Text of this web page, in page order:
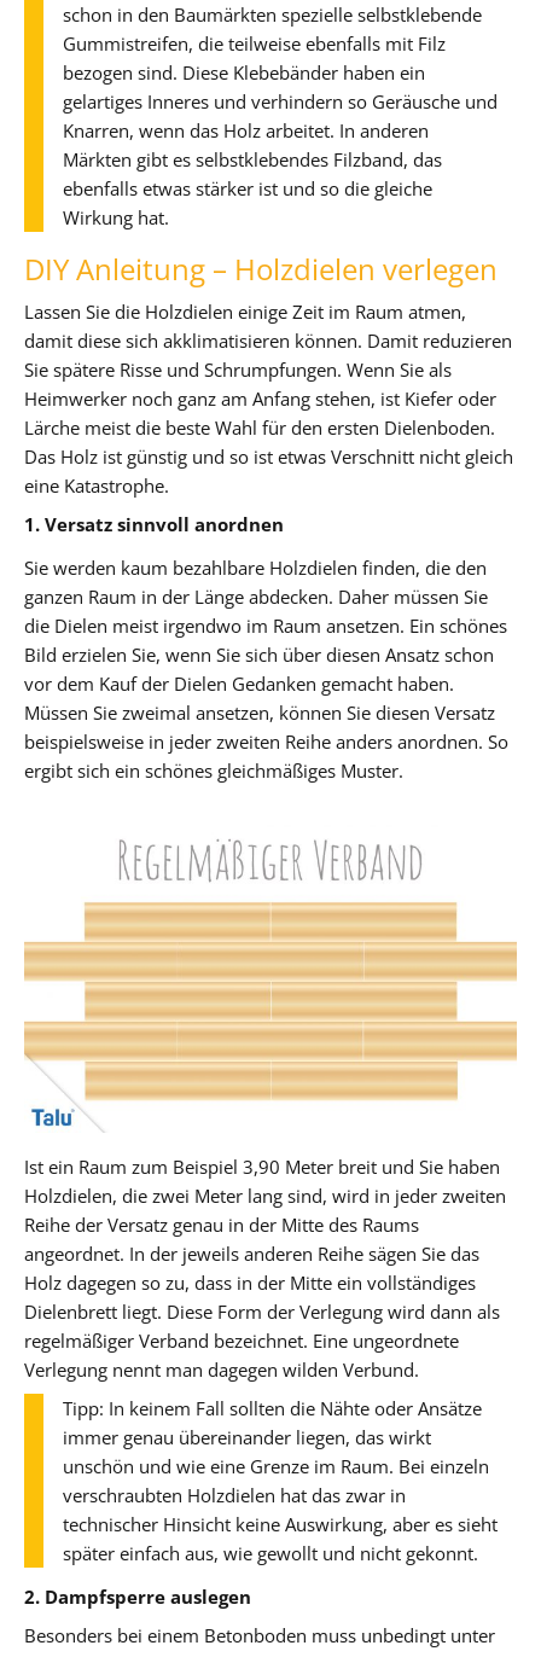
schon in den Baumärkten spezielle selbstklebende
Gummistreifen, die teilweise ebenfalls mit Filz
bezogen sind. Diese Klebebänder haben ein
gelartiges Inneres und verhindern so Geräusche und
Knarren, wenn das Holz arbeitet. In anderen
Märkten gibt es selbstklebendes Filzband, das
ebenfalls etwas stärker ist und so die gleiche
Wirkung hat.
DIY Anleitung – Holzdielen verlegen
Lassen Sie die Holzdielen einige Zeit im Raum atmen,
damit diese sich akklimatisieren können. Damit reduzieren
Sie spätere Risse und Schrumpfungen. Wenn Sie als
Heimwerker noch ganz am Anfang stehen, ist Kiefer oder
Lärche meist die beste Wahl für den ersten Dielenboden.
Das Holz ist günstig und so ist etwas Verschnitt nicht gleich
eine Katastrophe.
1. Versatz sinnvoll anordnen
Sie werden kaum bezahlbare Holzdielen finden, die den
ganzen Raum in der Länge abdecken. Daher müssen Sie
die Dielen meist irgendwo im Raum ansetzen. Ein schönes
Bild erzielen Sie, wenn Sie sich über diesen Ansatz schon
vor dem Kauf der Dielen Gedanken gemacht haben.
Müssen Sie zweimal ansetzen, können Sie diesen Versatz
beispielsweise in jeder zweiten Reihe anders anordnen. So
ergibt sich ein schönes gleichmäßiges Muster.
Ist ein Raum zum Beispiel 3,90 Meter breit und Sie haben
Holzdielen, die zwei Meter lang sind, wird in jeder zweiten
Reihe der Versatz genau in der Mitte des Raums
angeordnet. In der jeweils anderen Reihe sägen Sie das
Holz dagegen so zu, dass in der Mitte ein vollständiges
Dielenbrett liegt. Diese Form der Verlegung wird dann als
regelmäßiger Verband bezeichnet. Eine ungeordnete
Verlegung nennt man dagegen wilden Verbund.
Tipp: In keinem Fall sollten die Nähte oder Ansätze
immer genau übereinander liegen, das wirkt
unschön und wie eine Grenze im Raum. Bei einzeln
verschraubten Holzdielen hat das zwar in
technischer Hinsicht keine Auswirkung, aber es sieht
später einfach aus, wie gewollt und nicht gekonnt.
2. Dampfsperre auslegen
Besonders bei einem Betonboden muss unbedingt unter